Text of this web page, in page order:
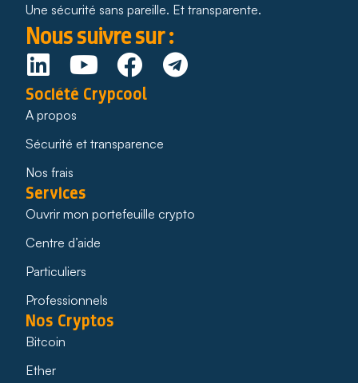
Une sécurité sans pareille. Et transparente.
Nous suivre sur :
Société Crypcool
A propos
Sécurité et transparence
Nos frais
Services
Ouvrir mon portefeuille crypto
Centre d’aide
Particuliers
Professionnels
Nos Cryptos
Bitcoin
Ether